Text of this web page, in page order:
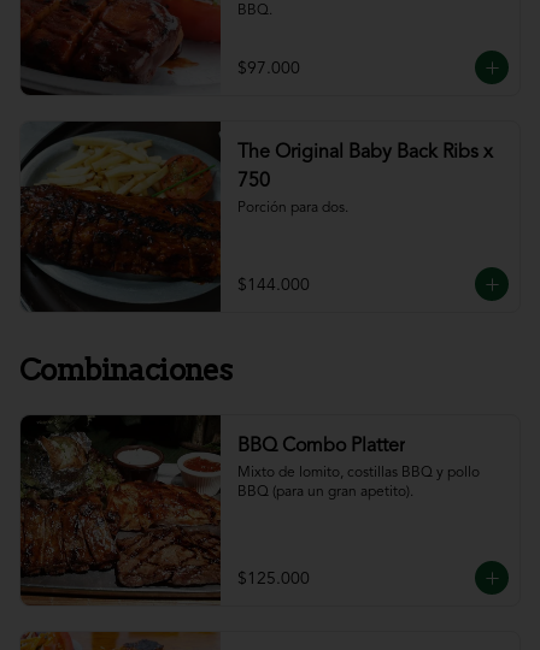
BBQ.
$97.000
The Original Baby Back Ribs x
750
Porción para dos.
$144.000
Combinaciones
BBQ Combo Platter
Mixto de lomito, costillas BBQ y pollo
BBQ (para un gran apetito).
$125.000